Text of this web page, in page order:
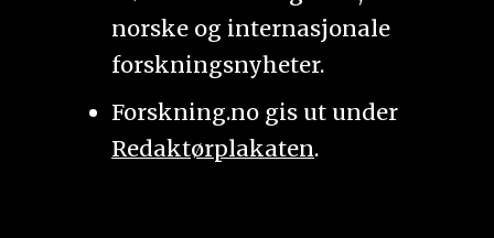
norske og internasjonale
forskningsnyheter.
Forskning.no gis ut under
Redaktørplakaten.